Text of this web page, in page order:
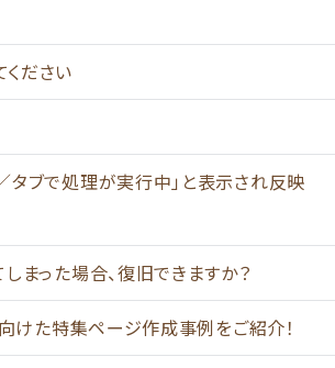
ださい
タブで処理が実行中」と表示され反映
まった場合、復旧できますか？
けた特集ページ作成事例をご紹介！